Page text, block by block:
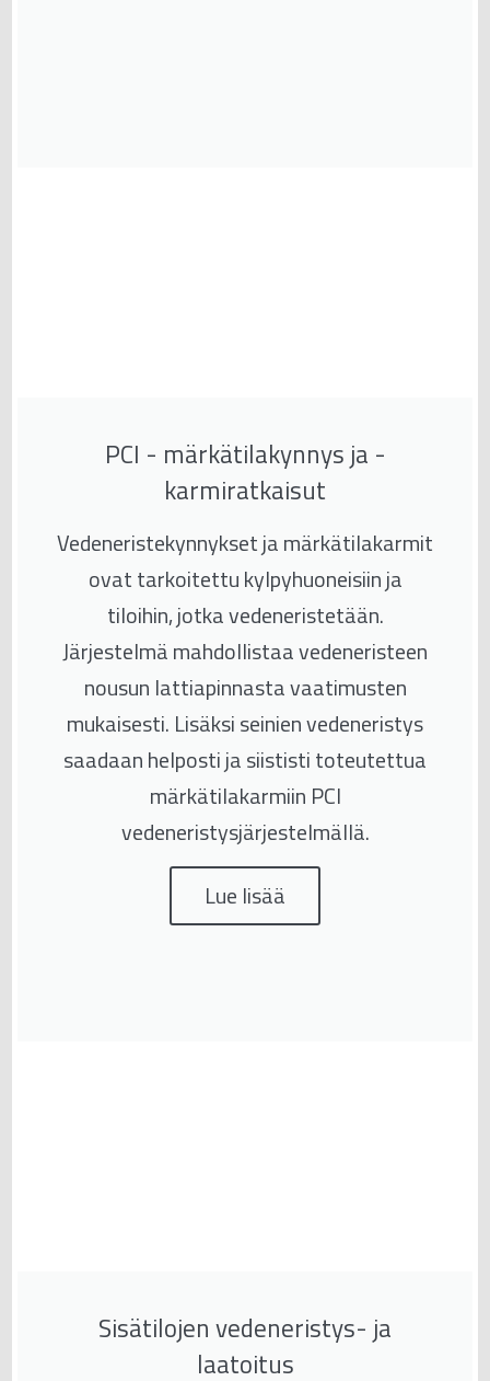
PCI - märkätilakynnys ja -
karmiratkaisut
Vedeneristekynnykset ja märkätilakarmit
ovat tarkoitettu kylpyhuoneisiin ja
tiloihin, jotka vedeneristetään.
Järjestelmä mahdollistaa vedeneristeen
nousun lattiapinnasta vaatimusten
mukaisesti. Lisäksi seinien vedeneristys
saadaan helposti ja siististi toteutettua
märkätilakarmiin PCI
vedeneristysjärjestelmällä.
Lue lisää
Sisätilojen vedeneristys- ja
laatoitus